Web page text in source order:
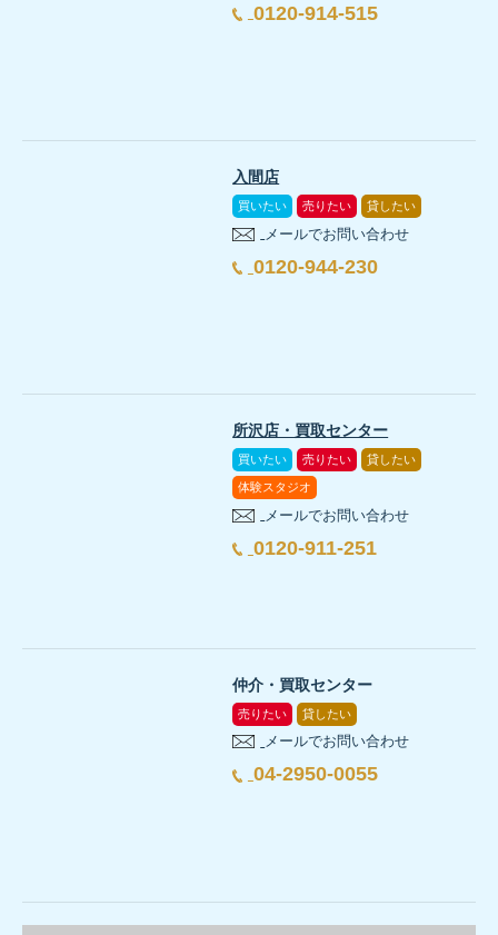
0120-914-515
入間店
買いたい 売りたい 貸したい
メールでお問い合わせ
0120-944-230
所沢店・買取センター
買いたい 売りたい 貸したい
体験スタジオ
メールでお問い合わせ
0120-911-251
仲介・買取センター
売りたい 貸したい
メールでお問い合わせ
04-2950-0055